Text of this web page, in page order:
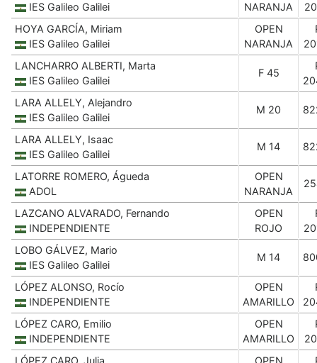
IES Galileo Galilei
NARANJA
HOYA GARCÍA, Miriam
IES Galileo Galilei
OPEN
NARANJA
LANCHARRO ALBERTI, Marta
IES Galileo Galilei
F 45
LARA ALLELY, Alejandro
IES Galileo Galilei
M 20
LARA ALLELY, Isaac
IES Galileo Galilei
M 14
LATORRE ROMERO, Águeda
ADOL
OPEN
NARANJA
LAZCANO ALVARADO, Fernando
INDEPENDIENTE
OPEN
ROJO
LOBO GÁLVEZ, Mario
IES Galileo Galilei
M 14
LÓPEZ ALONSO, Rocío
INDEPENDIENTE
OPEN
AMARILLO
LÓPEZ CARO, Emilio
INDEPENDIENTE
OPEN
AMARILLO